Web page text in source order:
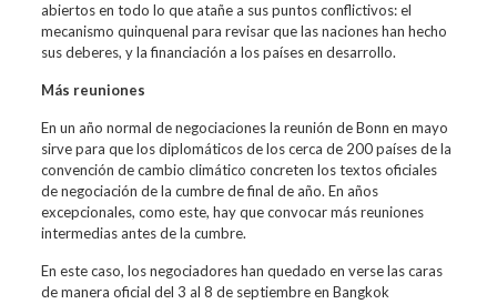
abiertos en todo lo que atañe a sus puntos conflictivos: el
mecanismo quinquenal para revisar que las naciones han hecho
sus deberes, y la financiación a los países en desarrollo.
Más reuniones
En un año normal de negociaciones la reunión de Bonn en mayo
sirve para que los diplomáticos de los cerca de 200 países de la
convención de cambio climático concreten los textos oficiales
de negociación de la cumbre de final de año. En años
excepcionales, como este, hay que convocar más reuniones
intermedias antes de la cumbre.
En este caso, los negociadores han quedado en verse las caras
de manera oficial del 3 al 8 de septiembre en Bangkok